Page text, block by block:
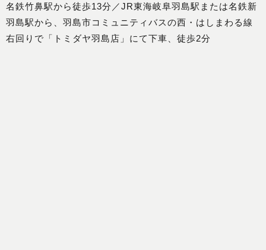
名鉄竹鼻駅から徒歩13分／JR東海岐阜羽島駅または名鉄新
羽島駅から、羽島市コミュニティバスの西・はしまわる線
右回りで「トミダヤ羽島店」にて下車、徒歩2分